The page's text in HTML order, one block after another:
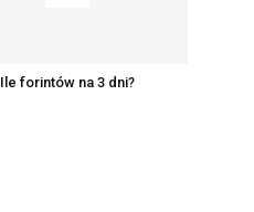
Ile forintów na 3 dni?